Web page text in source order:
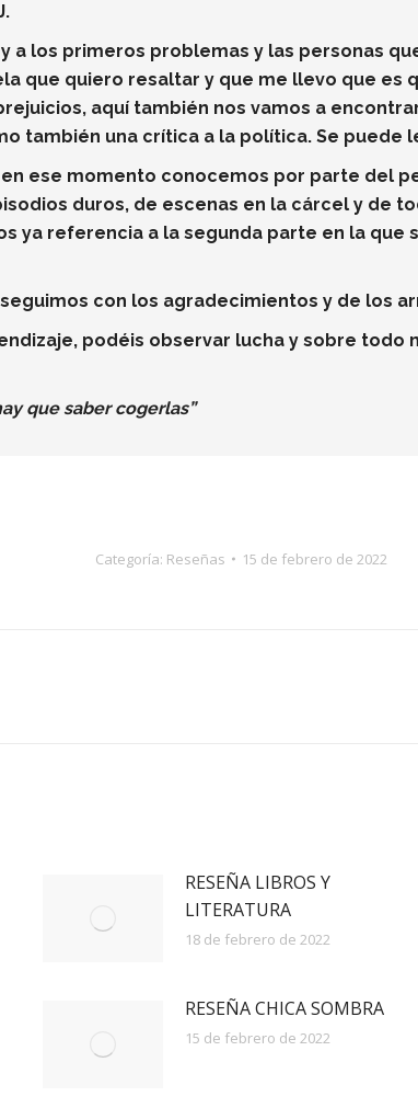
a los primeros problemas y las personas
que quiero resaltar y que me llevo que es
aquí también nos vamos a
también una crítica a la política. Se
ese momento conocemos por parte del
duros, de escenas en la cárcel y de
ya referencia a la segunda parte en la que
con los agradecimientos y de los
podéis observar lucha y sobre todo
que saber cogerlas”
Categoría: Reseñas 15 de febrero de 2022
RESEÑA LIBROS Y
LITERATURA
18 de febrero de 2022
RESEÑA CHICA SOMBRA
15 de febrero de 2022